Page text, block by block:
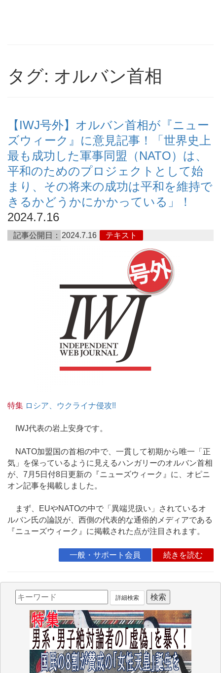
タグ: オルバン首相
【IWJ号外】オルバン首相が『ニュー
ズウィーク』に意見記事！「世界史上
最も成功した軍事同盟（NATO）は、
平和のためのプロジェクトとして始
まり、その将来の成功は平和を維持で
きるかどうかにかかっている」！
2024.7.16
記事公開日： 2024.7.16 テキスト
特集 ロシア、ウクライナ侵攻!!
IWJ代表の岩上安身です。
NATO加盟国の首相の中で、一貫して初期から唯一「正
気」を保っているように見えるハンガリーのオルバン首相
が、7月5日付8日更新の『ニューズウィーク』に、オピニ
オン記事を掲載しました。
まず、EUやNATOの中で「異端児扱い」されているオ
ルバン氏の論説が、西側の代表的な通俗的メディアである
『ニューズウィーク』に掲載された点が注目されます。
一般・サポート会員 続きを読む
詳細検索